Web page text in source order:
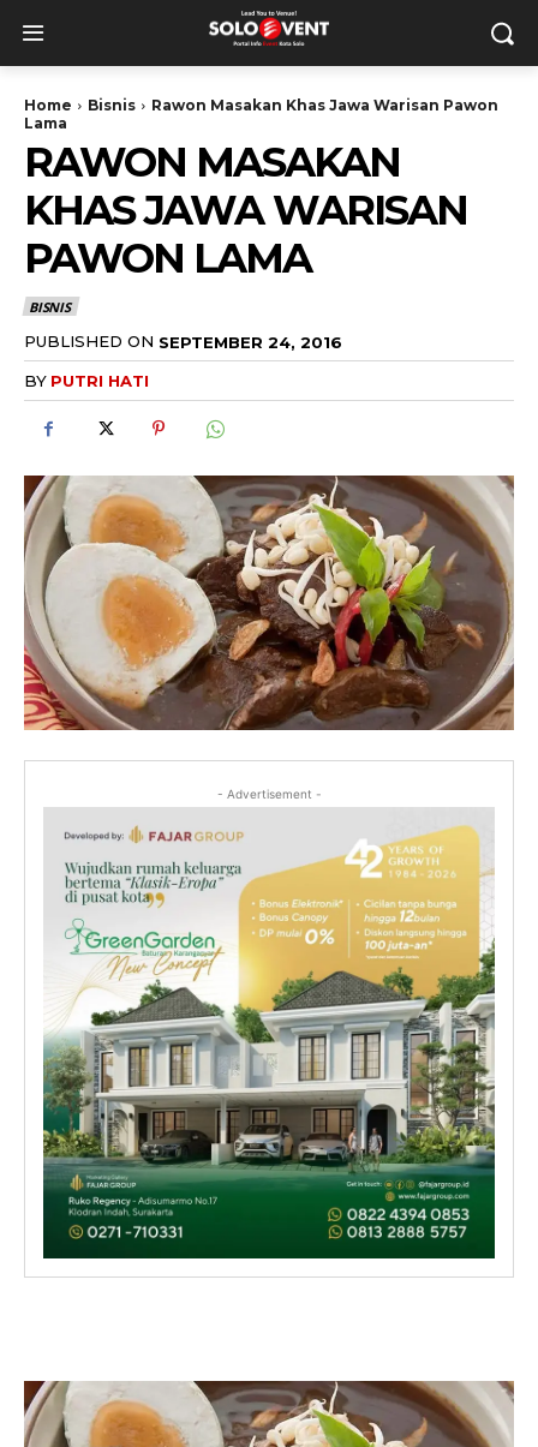
Home Bisnis
Rawon Masakan Khas Jawa Warisan Pawon
Lama
RAWON MASAKAN
KHAS JAWA WARISAN
PAWON LAMA
BISNIS
PUBLISHED ON SEPTEMBER 24, 2016
BY PUTRI HATI
- Advertisement -